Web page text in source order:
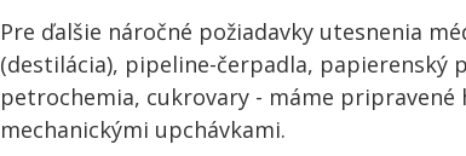
Pre ďalšie náročné požiadavky utesnenia
(destilácia), pipeline-čerpadla, papierenský
petrochemia, cukrovary - máme pripravené
mechanickými upchávkami.